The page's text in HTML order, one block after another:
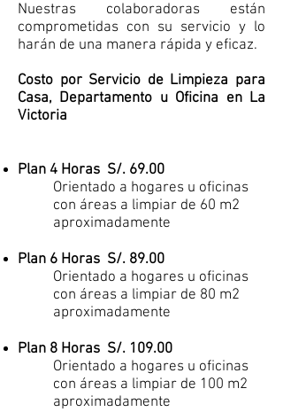
Nuestras colaboradoras están
comprometidas con su servicio y lo
harán de una manera rápida y eficaz.
Costo por Servicio de Limpieza para
Casa, Departamento u Oficina en La
Victoria
Plan 4 Horas S/. 69.00
Orientado a hogares u oficinas
con áreas a limpiar de 60 m2
aproximadamente
Plan 6 Horas S/. 89.00
Orientado a hogares u oficinas
con áreas a limpiar de 80 m2
aproximadamente
Plan 8 Horas S/. 109.00
Orientado a hogares u oficinas
con áreas a limpiar de 100 m2
aproximadamente